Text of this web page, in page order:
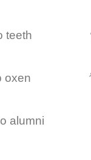
teeth ฟัน
oxen วัว
alumni ศิษ